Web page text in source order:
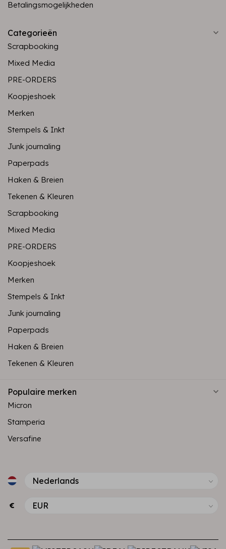
Betalingsmogelijkheden
Categorieën
Scrapbooking
Mixed Media
PRE-ORDERS
Koopjeshoek
Merken
Stempels & Inkt
Junk journaling
Paperpads
Haken & Breien
Tekenen & Kleuren
Scrapbooking
Mixed Media
PRE-ORDERS
Koopjeshoek
Merken
Stempels & Inkt
Junk journaling
Paperpads
Haken & Breien
Tekenen & Kleuren
Populaire merken
Micron
Stamperia
Versafine
€